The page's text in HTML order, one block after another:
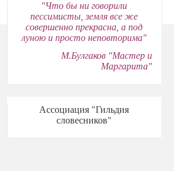
"Что бы ни говорили
пессимисты, земля все же
совершенно прекрасна, а под
луною и просто неповторима"
М.Булгаков "Мастер и
Маргарита"
Ассоциация "Гильдия
словесников"